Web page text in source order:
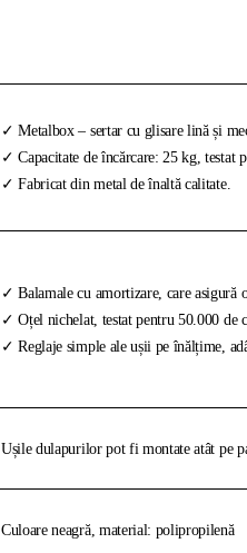
✓ Metalbox – sertar cu glisare lină și
✓ Capacitate de încărcare: 25 kg, testat
✓ Fabricat din metal de înaltă calitate.
✓ Balamale cu amortizare, care asigură
✓ Oțel nichelat, testat pentru 50.000 de
✓ Reglaje simple ale ușii pe înălțime,
Ușile dulapurilor pot fi montate atât pe
Culoare neagră, material: polipropilenă